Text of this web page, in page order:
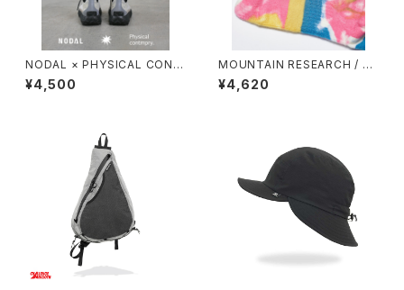
NODAL × PHYSICAL CONT
MPRY.
¥4,500
MOUNTAIN RESEARCH / TI
E DYE TABI
¥4,620